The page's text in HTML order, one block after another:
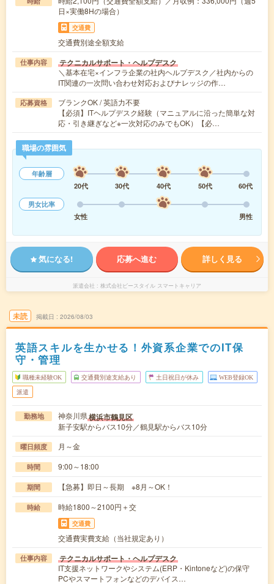
日×実働8Hの場合）
交通費
交通費別途全額支給
仕事内容 テクニカルサポート・ヘルプデスク
＼基本在宅×インフラ企業の社内ヘルプデスク／社内からの
IT関連の一次問い合わせ対応およびナレッジの作…
応募資格
ブランクOK / 英語力不要
【必須】ITヘルプデスク経験（マニュアルに沿った簡単な対
応・引き継ぎなど※一次対応のみでもOK）【必…
職場の雰囲気
年齢層
20代
30代 40代 50代
60代
男女比率
女性
男性
気になる! 応募へ進む 詳しく見る
派遣会社 株式会社ビースタイル スマートキャリア
未読 掲載日 2026/08/03
英語スキルを生かせる！外資系企業でのIT保
守・管理
職種未経験OK 交通費別途支給あり 土日祝日が休み WEB登録OK
派遣
勤務地 神奈川県横浜市鶴見区
新子安駅からバス10分／鶴見駅からバス10分
曜日頻度 月～金
時間 9:00～18:00
期間 【急募】即日～長期 ※8月～OK！
時給 時給1800～2100円＋交
交通費
交通費実費支給（当社規定あり）
仕事内容 テクニカルサポート・ヘルプデスク
IT支援ネットワークやシステム(ERP・Kintoneなど)の保守
PCやスマートフォンなどのデバイス…